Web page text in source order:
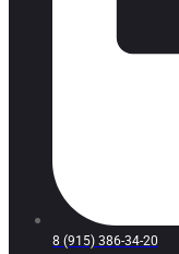
8 (915) 386-34-20